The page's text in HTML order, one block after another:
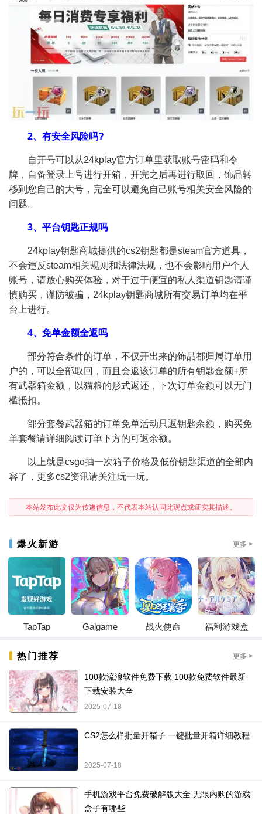
2、有安全风险吗?
自开号可以从24kplay官方订单里获取账号密码和令
牌，自备登录上号进行开箱，开完之后再进行取回，饰品转
移到您自己的大号，完全可以避免自己账号相关安全风险的
问题。
3、平台钥匙正规吗
24kplay钥匙商城提供的cs2钥匙都是steam官方道具，
不会违反steam相关规则和法律法规，也不会影响用户个人
账号，请放心购买体验，对于过于便宜的私人渠道钥匙请谨
慎购买，谨防被骗，24kplay钥匙商城所有交易订单均在平
台上进行。
4、免单金额全返吗
部分符合条件的订单，不仅开出来的饰品都归属订单用
户的，可以全部取回，而且会返该订单的所有钥匙金额+所
有武器箱金额，以猫粮的形式返还，下次订单金额可以无门
槛抵扣。
部分套餐武器箱的订单免单活动只返钥匙余额，购买免
单套餐请详细阅读订单下方的可返余额。
以上就是csgo抽一次箱子价格及低价钥匙渠道的全部内
容了，更多cs2资讯请关注玩一玩。
本站发布此文仅为传递信息，不代表本站认同此观点或证实其描述。
爆火新游 更多 >
TapTap Galgame 战火使命 福利游戏盒
热门推荐 更多 >
100款流浪软件免费下载 100款免费软件最新
下载安装大全
2025-07-18
CS2怎么样批量开箱子 一键批量开箱详细教程
2025-07-18
手机游戏平台免费破解版大全 无限内购的游戏
盒子有哪些